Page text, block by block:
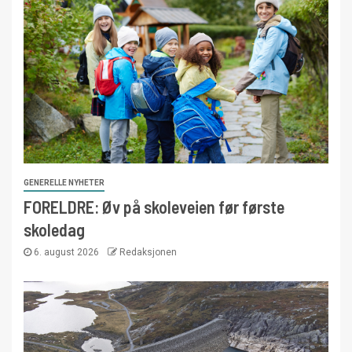
GENERELLE NYHETER
FORELDRE: Øv på skoleveien før første
skoledag
6. august 2026 Redaksjonen